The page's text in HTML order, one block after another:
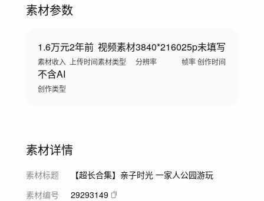
素材参数
1.6万元
素材收入
2年前
上传时间
视频素材
素材类型
3840*2160
分辨率
25p
帧率
未填写
创作时间
不含AI
创作类型
素材详情
素材标题
【超长合集】亲子时光 一家人公园游玩
素材编号
29293149